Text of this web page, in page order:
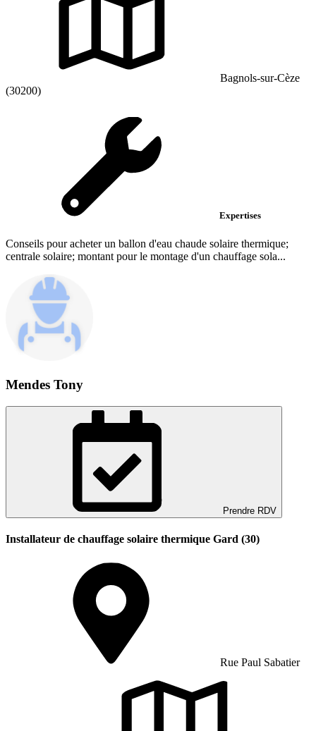
Bagnols-sur-Cèze
(30200)
Expertises
Conseils pour acheter un ballon d'eau chaude solaire thermique;
centrale solaire; montant pour le montage d'un chauffage sola...
Mendes Tony
Prendre RDV
Installateur de chauffage solaire thermique Gard (30)
Rue Paul Sabatier